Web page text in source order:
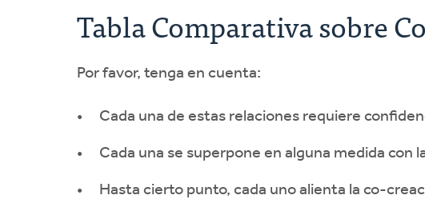
Tabla Comparativa sobre
Por favor, tenga en cuenta:
Cada una de estas relaciones requiere
Cada una se superpone en alguna medida con
Hasta cierto punto, cada uno alienta la co-